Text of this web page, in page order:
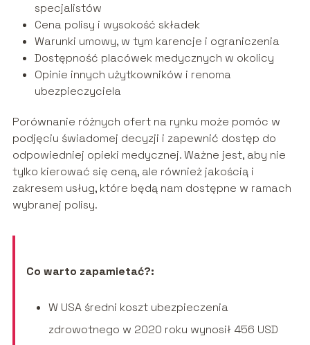
specjalistów
Cena polisy i wysokość składek
Warunki umowy, w tym karencje i ograniczenia
Dostępność placówek medycznych w okolicy
Opinie innych użytkowników i renoma
ubezpieczyciela
Porównanie różnych ofert na rynku może pomóc w
podjęciu świadomej decyzji i zapewnić dostęp do
odpowiedniej opieki medycznej. Ważne jest, aby nie
tylko kierować się ceną, ale również jakością i
zakresem usług, które będą nam dostępne w ramach
wybranej polisy.
Co warto zapamietać?:
W USA średni koszt ubezpieczenia
zdrowotnego w 2020 roku wynosił 456 USD